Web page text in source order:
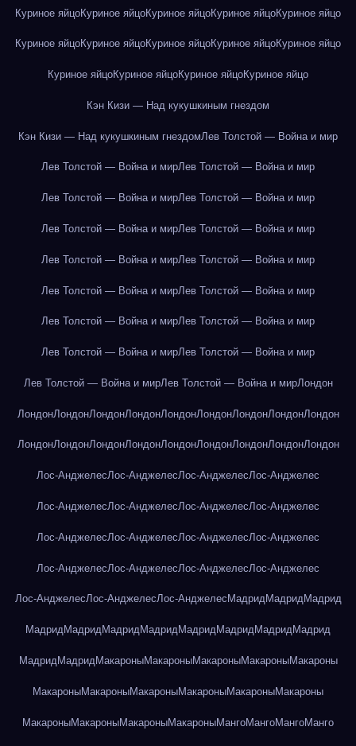
Куриное яйцоКуриное яйцоКуриное яйцоКуриное яйцоКуриное яйцо
Куриное яйцоКуриное яйцоКуриное яйцоКуриное яйцоКуриное яйцо
Куриное яйцоКуриное яйцоКуриное яйцоКуриное яйцо
Кэн Кизи — Над кукушкиным гнездом
Кэн Кизи — Над кукушкиным гнездомЛев Толстой — Война и мир
Лев Толстой — Война и мирЛев Толстой — Война и мир
Лев Толстой — Война и мирЛев Толстой — Война и мир
Лев Толстой — Война и мирЛев Толстой — Война и мир
Лев Толстой — Война и мирЛев Толстой — Война и мир
Лев Толстой — Война и мирЛев Толстой — Война и мир
Лев Толстой — Война и мирЛев Толстой — Война и мир
Лев Толстой — Война и мирЛев Толстой — Война и мир
Лев Толстой — Война и мирЛев Толстой — Война и мирЛондон
ЛондонЛондонЛондонЛондонЛондонЛондонЛондонЛондонЛондон
ЛондонЛондонЛондонЛондонЛондонЛондонЛондонЛондонЛондон
Лос-АнджелесЛос-АнджелесЛос-АнджелесЛос-Анджелес
Лос-АнджелесЛос-АнджелесЛос-АнджелесЛос-Анджелес
Лос-АнджелесЛос-АнджелесЛос-АнджелесЛос-Анджелес
Лос-АнджелесЛос-АнджелесЛос-АнджелесЛос-Анджелес
Лос-АнджелесЛос-АнджелесЛос-Анджелес МадридМадридМадрид
МадридМадридМадридМадридМадридМадридМадридМадрид
Мадрид Мадрид МакароныМакароныМакароныМакароныМакароны
МакароныМакароныМакароныМакароныМакароныМакароны
МакароныМакароныМакароныМакароныМангоМангоМангоМанго